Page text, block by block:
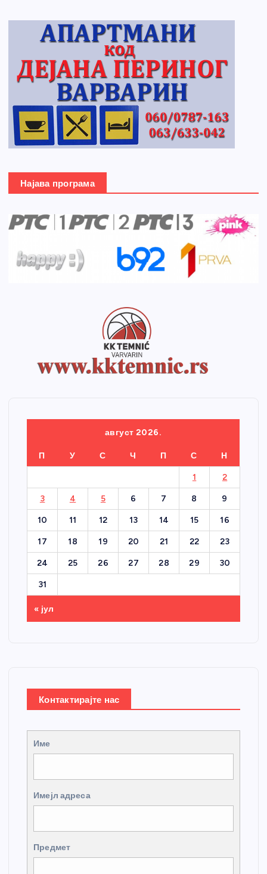
Најава програма
август 2026.
П У С Ч П С Н
1 2
3 4 5 6 7 8 9
10 11 12 13 14 15 16
17 18 19 20 21 22 23
24 25 26 27 28 29 30
31
« јул
Контактирајте нас
Име
Имејл адреса
Предмет